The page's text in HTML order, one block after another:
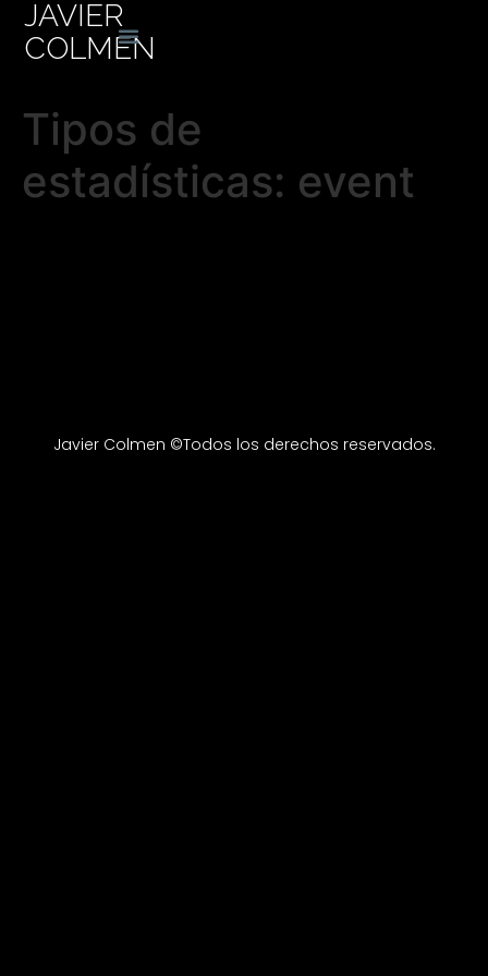
JAVIER
COLMEN
Tipos de
estadísticas: event
Javier Colmen ©Todos los derechos reservados.